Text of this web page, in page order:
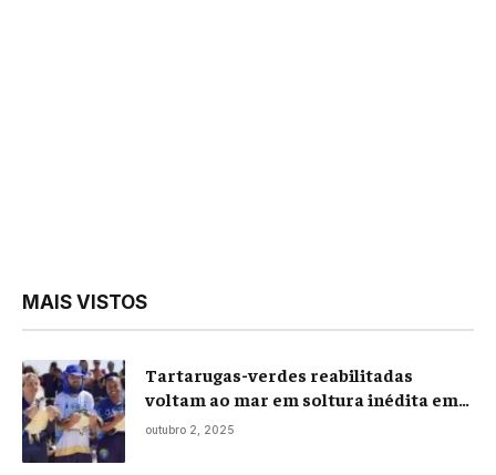
MAIS VISTOS
Tartarugas-verdes reabilitadas
voltam ao mar em soltura inédita em
Praia Seca
outubro 2, 2025